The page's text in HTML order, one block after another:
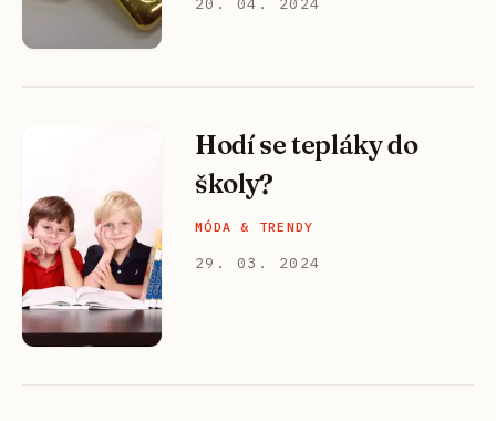
Hodí se tepláky do
školy?
MÓDA & TRENDY
29. 03. 2024